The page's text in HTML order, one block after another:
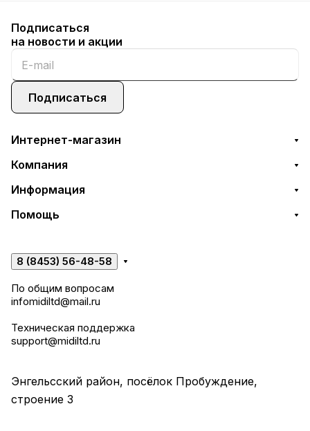
Подписаться
на новости и акции
Подписаться
Интернет-магазин
Компания
Информация
Помощь
8 (8453) 56-48-58
По общим вопросам
infomidiltd@mail.ru
Техническая поддержка
support@midiltd.ru
Энгельсский район, посёлок Пробуждение,
строение 3